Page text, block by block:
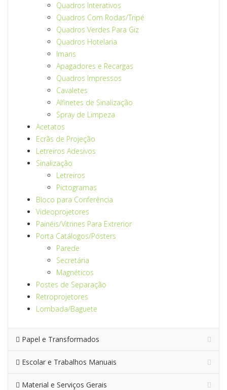
Quadros Interativos
Quadros Com Rodas/Tripé
Quadros Verdes Para Giz
Quadros Hotelaria
Imans
Apagadores e Recargas
Quadros Impressos
Cavaletes
Alfinetes de Sinalização
Spray de Limpeza
Acetatos
Ecrãs de Projeção
Letreiros Adesivos
Sinalização
Letreiros
Pictogramas
Bloco para Conferência
Videoprojetores
Painéis/Vitrines Para Extrerior
Porta Catálogos/Pósters
Parede
Secretária
Magnéticos
Postes de Separação
Retroprojetores
Lombada/Baguete
Papel e Transformados
Escolar e Trabalhos Manuais
Material e Serviços Gerais